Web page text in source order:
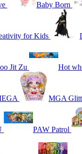
Baby Born
for Kids
Jit Zu Hot
MGA
PAW Patrol